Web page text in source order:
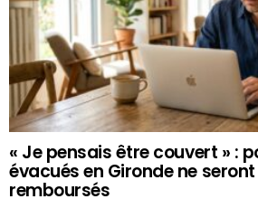
« Je pensais être couvert » :
évacués en Gironde ne
remboursés